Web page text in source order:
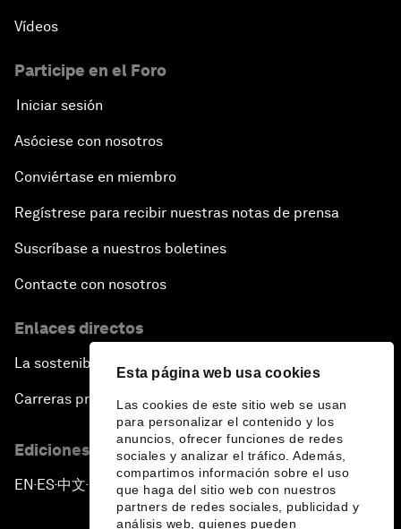
Esta página web usa cookies
Las cookies de este sitio web se usan
para personalizar el contenido y los
anuncios, ofrecer funciones de redes
sociales y analizar el tráfico. Además,
compartimos información sobre el uso
que haga del sitio web con nuestros
partners de redes sociales, publicidad y
análisis web, quienes pueden
Vídeos
Participe en el Foro
Iniciar sesión
Asóciese con nosotros
Conviértase en miembro
Regístrese para recibir nuestras notas de prensa
Suscríbase a nuestros boletines
Contacte con nosotros
Enlaces directos
La sostenibilidad en el Foro
Carreras profesionales
Ediciones en otros idiomas
EN ▪ES▪中文▪ 日本語